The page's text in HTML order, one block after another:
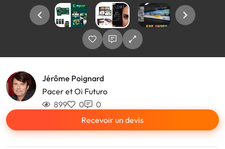
Jérôme Poignard
Pacer et Oi Futuro
899
0
0
Recevoir un devis